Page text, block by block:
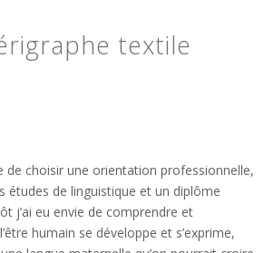
textile
de choisir une orientation professionnelle,
études de linguistique et un diplôme
j’ai eu envie de comprendre et
humain se développe et s’exprime,